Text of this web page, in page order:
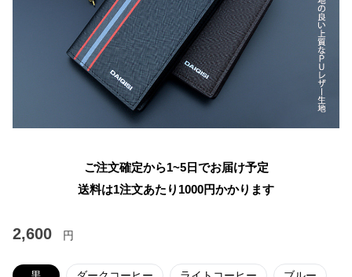
ご注文確定から1~5日でお届け予定
送料は1注文あたり 1000円かかります
2,600 円